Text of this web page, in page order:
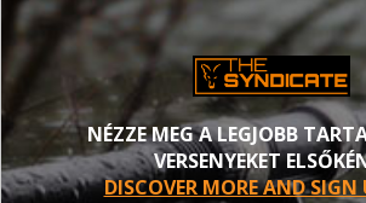
NÉZZE MEG A LEGJOBB
VERSENYEKET
DISCOVER MORE AND SIGN